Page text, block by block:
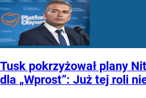
Tusk pokrzyżował plany
dla „Wprost”: Już tej roli